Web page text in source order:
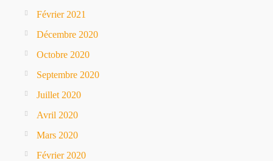
Février 2021
Décembre 2020
Octobre 2020
Septembre 2020
Juillet 2020
Avril 2020
Mars 2020
Février 2020